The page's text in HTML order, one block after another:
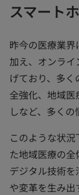
スマート
昨今の医療業
加え、オンラ
げており、多
全強化、地域
しなど、多くの
このような状
た地域医療の
デジタル技術
や変革を生み